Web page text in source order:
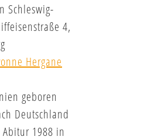
Schleswig-
4,
Hergane
geboren
Deutschland
1988 in